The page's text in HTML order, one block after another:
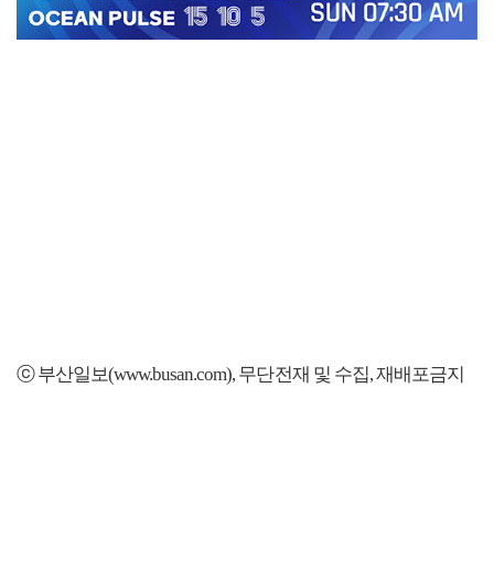
ⓒ 부산일보(www.busan.com), 무단전재 및 수집, 재배포금지